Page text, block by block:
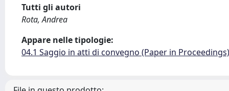
Tutti gli autori
Rota, Andrea
Appare nelle tipologie:
04.1 Saggio in atti di convegno (Paper in Proceedings)